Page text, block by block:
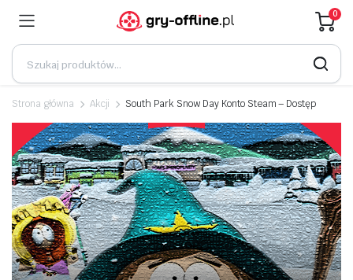
0
Strona główna Akcji South Park Snow Day Konto Steam – Dostęp